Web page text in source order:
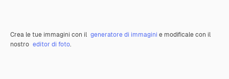
Crea le tue immagini con il generatore di immagini e modificale con il
nostro editor di foto.